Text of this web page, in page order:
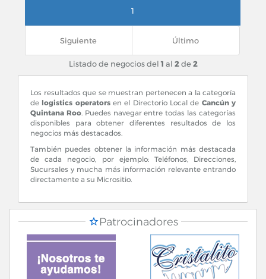
1
Siguiente Último
Listado de negocios del1 al 2de 2
Los resultados que se muestran pertenecen a la categoría
de logistics operatorsen el Directorio Local de Cancún y
Quintana Roo. Puedes navegar entre todas las categorías
disponibles para obtener diferentes resultados de los
negocios más destacados.
También puedes obtener la información más destacada
de cada negocio, por ejemplo: Teléfonos, Direcciones,
Sucursales y mucha más información relevante entrando
directamente a su Micrositio.
Patrocinadores